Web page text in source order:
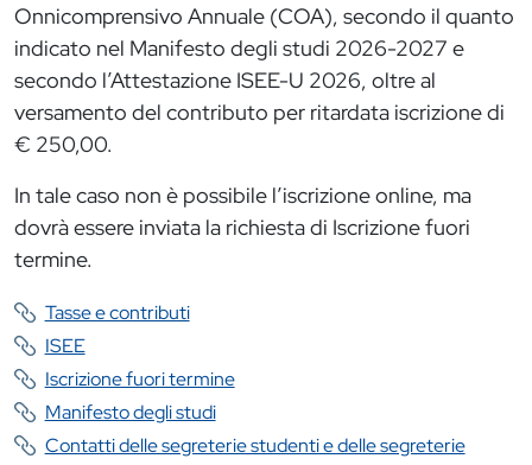
Onnicomprensivo Annuale (COA), secondo il quanto
indicato nel Manifesto degli studi 2026-2027 e
secondo l’Attestazione ISEE-U 2026, oltre al
versamento del contributo per ritardata iscrizione di
€ 250,00.
In tale caso non è possibile l’iscrizione online, ma
dovrà essere inviata la richiesta di Iscrizione fuori
termine.
Tasse e contributi
ISEE
Iscrizione fuori termine
Manifesto degli studi
Contatti delle segreterie studenti e delle segreterie